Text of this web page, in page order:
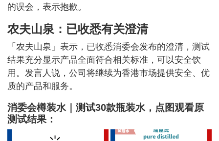
的误会，表示抱歉。
农夫山泉：已收悉有关澄清
「农夫山泉」表示，已收悉消委会发布的澄清，测试
结果充分显示产品全面符合相关标准，可以安全饮
用。发言人说，公司将继续为香港市场提供安全、优
质的产品和服务。
消委会樽装水｜测试30款瓶装水，点图观看原
测试结果：